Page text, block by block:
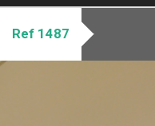
Ref 1487